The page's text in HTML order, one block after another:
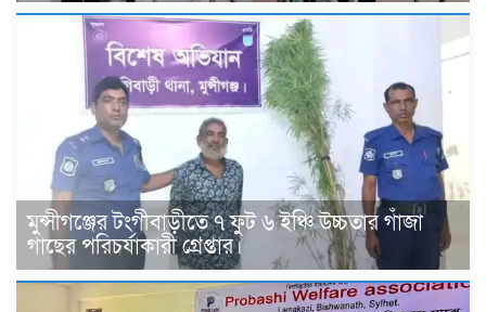
মুন্সীগঞ্জের টংগীবাড়ীতে ৭ ফুট ৬ ইঞ্চি উচ্চতার গাঁজা
গাছের পরিচর্যাকারী গ্রেপ্তার।